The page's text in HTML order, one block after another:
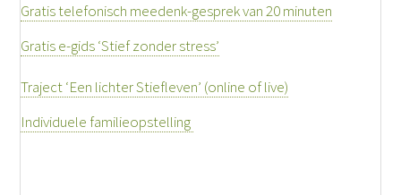
Gratis telefonisch meedenk-gesprek van 20 minuten
Gratis e-gids ‘Stief zonder stress’
Traject ‘Een lichter Stiefleven’ (online of live)
Individuele familieopstelling